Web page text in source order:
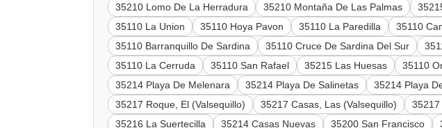
35210 Lomo De La Herradura
35210 Montaña De Las Palmas
35110 La Union
35110 Hoya Pavon 35110 La Paredilla 35110
35110 Barranquillo De Sardina
35110 Cruce De Sardina Del Sur
35110 La Cerruda
35110 San Rafael 35215 Las Huesas 35110
35214 Playa De Melenara
35214 Playa De Salinetas 35214 Playa
35217 Roque, El (Valsequillo)
35217 Casas, Las (Valsequillo) 35217
35216 La Suertecilla
35214 Casas Nuevas 35200 San Francisco